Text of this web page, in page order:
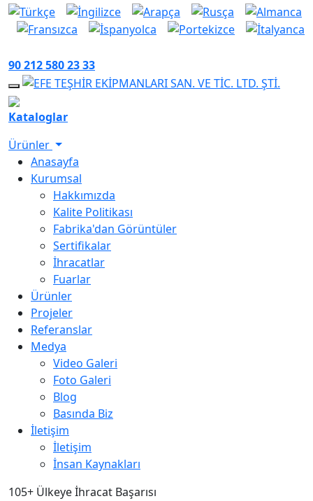
90 212 580 23 33
Mobile Menu
Kataloglar
Ürünler
Anasayfa
Kurumsal
Hakkımızda
Kalite Politikası
Fabrika'dan Görüntüler
Sertifikalar
İhracatlar
Fuarlar
Ürünler
Projeler
Referanslar
Medya
Video Galeri
Foto Galeri
Blog
Basında Biz
İletişim
İletişim
İnsan Kaynakları
105+ Ülkeye İhracat Başarısı